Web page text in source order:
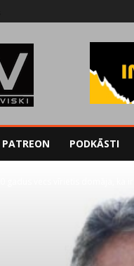
PATREON PODKĀSTI